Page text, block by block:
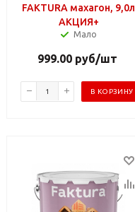
FAKTURA махагон, 9,0л
АКЦИЯ+
Мало
999.00руб/шт
В КОРЗИНУ